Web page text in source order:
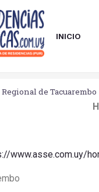
INICIO
de Tacuarembo
www.asse.com.uy/